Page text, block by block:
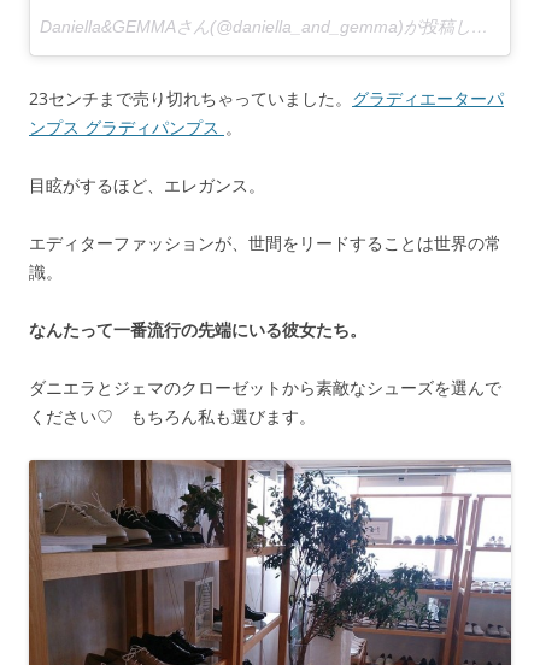
Daniella&GEMMAさん(@daniella_and_gemma)が投稿した写真 –
23センチまで売り切れちゃっていました。 グラディエーターパ
ンプス グラディパンプス 。
目眩がするほど、エレガンス。
エディターファッションが、世間をリードすることは世界の常
識。
なんたって一番流行の先端にいる彼女たち。
ダニエラとジェマのクローゼットから素敵なシューズを選んで
ください♡ もちろん私も選びます。